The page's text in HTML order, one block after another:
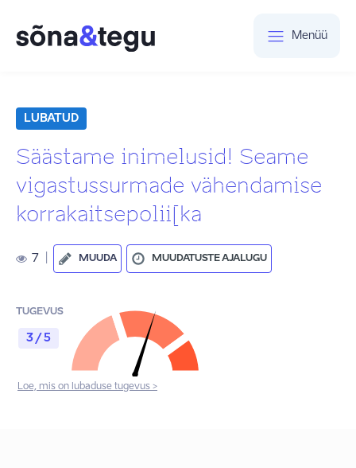
Menüü
LUBATUD
Säästame inimelusid! Seame
vigastussurmade vähendamise
korrakaitsepolii[ka
7 MUUDA MUUDATUSTE AJALUGU
TUGEVUS
3 / 5
Loe, mis on lubaduse tugevus >